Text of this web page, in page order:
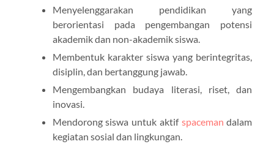
Menyelenggarakan pendidikan yang
berorientasi pada pengembangan potensi
akademik dan non-akademik siswa.
Membentuk karakter siswa yang berintegritas,
disiplin, dan bertanggung jawab.
Mengembangkan budaya literasi, riset, dan
inovasi.
Mendorong siswa untuk aktif spaceman dalam
kegiatan sosial dan lingkungan.